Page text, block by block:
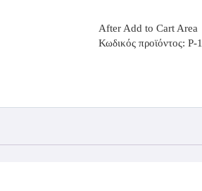
After Add to Cart Area
Κωδικός προϊόντος:P-